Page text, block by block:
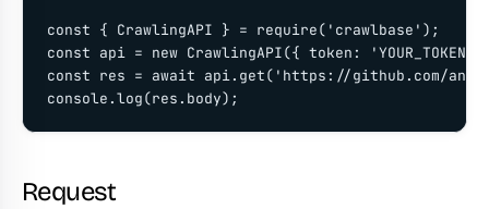
const { CrawlingAPI } = require('crawlbase');
const api = new CrawlingAPI({ token:
const res = await api.get('https://github.com/
console.log(res.body);
Request